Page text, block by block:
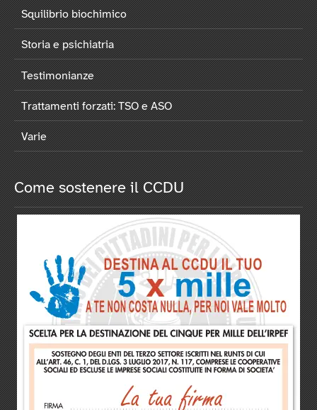
Squilibrio biochimico
Storia e psichiatria
Testimonianze
Trattamenti forzati: TSO e ASO
Varie
Come sostenere il CCDU